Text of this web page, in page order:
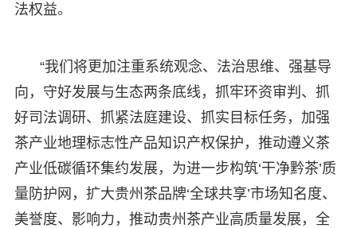
法权益。
“我们将更加注重系统观念、法治思维、强基导
向，守好发展与生态两条底线，抓牢环资审判、抓
好司法调研、抓紧法庭建设、抓实目标任务，加强
茶产业地理标志性产品知识产权保护，推动遵义茶
产业低碳循环集约发展，为进一步构筑‘干净黔茶’质
量防护网，扩大贵州茶品牌‘全球共享’市场知名度、
美誉度、影响力，推动贵州茶产业高质量发展，全